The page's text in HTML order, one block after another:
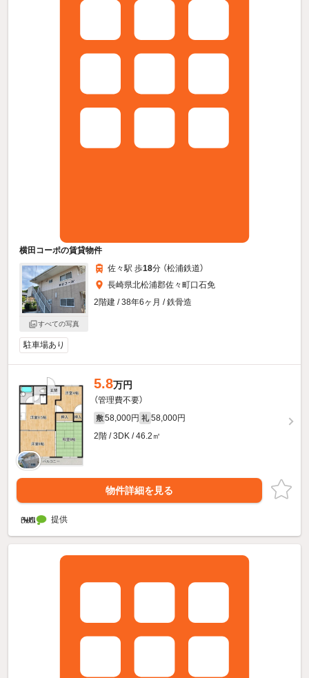
横田コーポの賃貸物件
すべての写真
佐々駅 歩18分 （松浦鉄道）
長崎県北松浦郡佐々町口石免
2階建 / 38年6ヶ月 / 鉄骨造
駐車場あり
5.8万円
（管理費不要）
敷 58,000円 礼 58,000円
2階 / 3DK / 46.2㎡
物件詳細を見る
提供